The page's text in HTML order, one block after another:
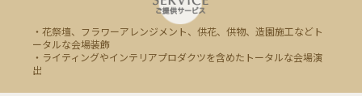
・花祭壇、フラワーアレンジメント、供花、供物、造園施工などト
ータルな会場装飾
・ライティングやインテリアプロダクツを含めたトータルな会場演
出